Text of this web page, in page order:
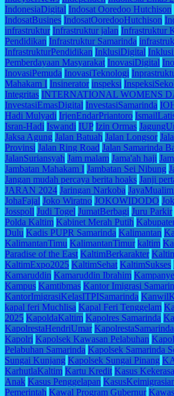
IndonesiaDigital Indosat Ooredoo Hutchison
IndosatBusines IndosatOoredooHutchison
infrastruktur Infrastruktur jalan Infrastruktur
Pendidikan Infrastruktur Samarinda
InfrastrukturPendidikan InklusiDigital
Pemberdayaan Masyarakat InovasiDigital
InovasiPemuda InovasiTeknologi
Mahakam I Insinerator inspeksi
Integritas INTERNATIONAL WOMENS
InvestasiEmasDigital InvestasiSamarinda
Hadi Mulyadi IrjenEndarPriantoro
Isran-Hadi Iswandi IUP Izin Ormas
Jaksa Agung Jalan Batuah Jalan Longsor
Provinsi Jalan Ring Road Jalan Samarinda
JalanSuriansyah Jam malam Jama'ah haji
Jambatan Mahakam I Jambatan Sei Nibung
Jangan mudah percaya berita hoaks Janji
JARAN 2024 Jaringan Narkoba
JohaFajal Joko Wiratno JOKOWIDODO
Josspoll Judi Togel JumatBerbagi Juru Parkir
Polda Kaltim Kabinet Merah Putih
Dulu Kadis PUPR Samarinda Kalimantan
KalimantanTimu KalimantanTimur kaltim
Paradise of the East KaltimBerkarakter
KaltimExpo2025 KaltimSehat KaltimSukses
Kamaruddin Kamaruddin Ibrahim Kampanye
Kampus Kamtibmas Kantor Imigrasi
KantorImigrasiKelasITPISamarinda
kapal feri Muchlisa Kapal Feri Tenggelam
2025 KapoldaKaltim Kapolres Samarinda
KapolrestaHendriUmar KapolrestaSamarinda
Kapolri Kapolsek Kawasan Pelabuhan
Pelabuhan Samarinda Kapolsek Samarinda
Sungai Kunjang Kapolsek Sungai Pinang
KarhutlaKaltim Kartu Kredit Kasus
Anak Kasus Penggelapan
Pemerintah Kawal Program Gubernur